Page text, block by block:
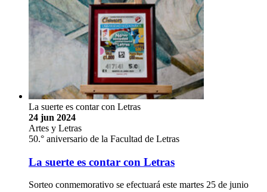
La suerte es contar con Letras
24 jun 2024
Artes y Letras
50.° aniversario de la Facultad de Letras
La suerte es contar con Letras
Sorteo conmemorativo se efectuará este martes 25 de junio